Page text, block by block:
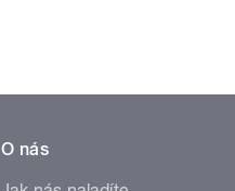
O nás